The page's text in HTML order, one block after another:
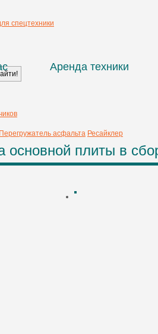
Аренда техники
Перегружатель асфальта Ресайклер
основной плиты в